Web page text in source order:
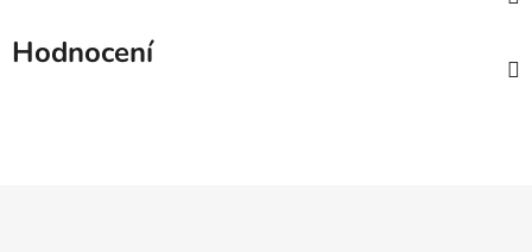
Hodnocení